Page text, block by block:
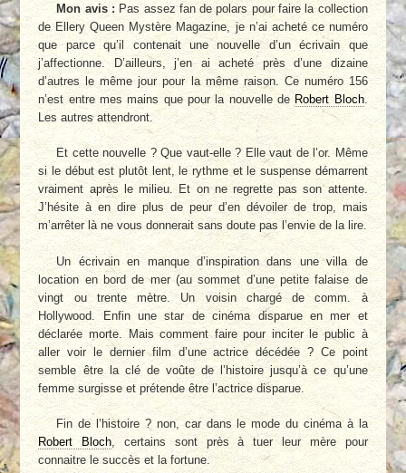
Mon avis : Pas assez fan de polars pour faire la collection
de Ellery Queen Mystère Magazine, je n’ai acheté ce numéro
que parce qu’il contenait une nouvelle d’un écrivain que
j’affectionne. D’ailleurs, j’en ai acheté près d’une dizaine
d’autres le même jour pour la même raison. Ce numéro 156
n’est entre mes mains que pour la nouvelle de Robert Bloch.
Les autres attendront.
Et cette nouvelle ? Que vaut-elle ? Elle vaut de l’or. Même
si le début est plutôt lent, le rythme et le suspense démarrent
vraiment après le milieu. Et on ne regrette pas son attente.
J’hésite à en dire plus de peur d’en dévoiler de trop, mais
m’arrêter là ne vous donnerait sans doute pas l’envie de la lire.
Un écrivain en manque d’inspiration dans une villa de
location en bord de mer (au sommet d’une petite falaise de
vingt ou trente mètre. Un voisin chargé de comm. à
Hollywood. Enfin une star de cinéma disparue en mer et
déclarée morte. Mais comment faire pour inciter le public à
aller voir le dernier film d’une actrice décédée ? Ce point
semble être la clé de voûte de l’histoire jusqu’à ce qu’une
femme surgisse et prétende être l’actrice disparue.
Fin de l’histoire ? non, car dans le mode du cinéma à la
Robert Bloch, certains sont près à tuer leur mère pour
connaitre le succès et la fortune.